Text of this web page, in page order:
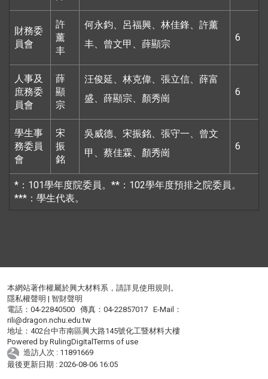
財務委
員會
許
薰
丰
何永鈞、呂福興、林佳鋒、許薰
丰、曾文甲、薛顯宗
6
人事及
庶務委
員會
薛
顯
宗
汪俊延、林克偉、張立信、薛富
盛、薛顯宗、顏秀崗
6
學生事
務委員
會
宋
振
銘
吳威德、宋振銘、張守一、曾文
甲、蔡佳霖、顏秀崗
6
*：101學年度院委員。**：102學年度預排之院委員。
***：學生代表。
本網站著作權屬於興大材料系，請詳見使用規則 。
隱私權聲明 |智財聲明
電話：04-22840500 傳真：04-22857017 E-Mail：
rili@dragon.nchu.edu.tw
地址：402台中市南區興大路145號化工暨材料大樓
Powered byRulingDigitalTerms of use
造訪人次 : 11891669
最後更新日期 :2026-08-06 16:05